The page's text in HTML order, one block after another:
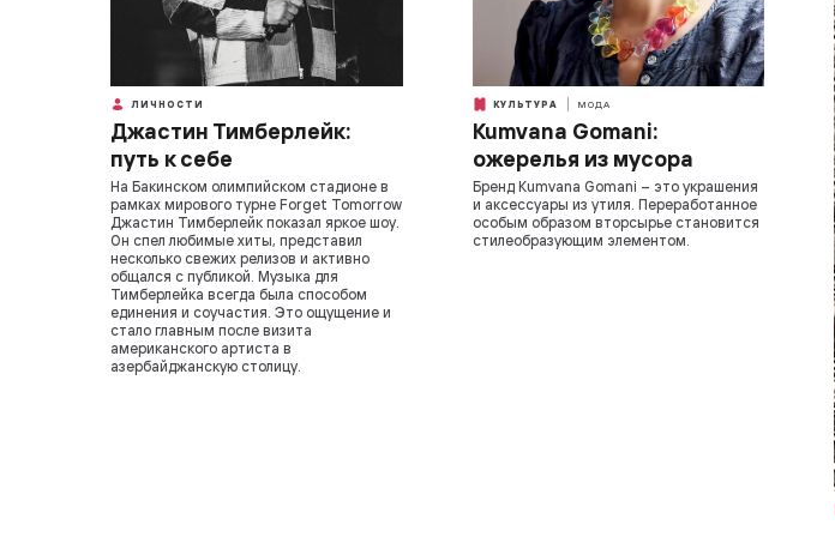
ЛИЧНОСТИ
Джастин Тимберлейк:
путь к себе
На Бакинском олимпийском стадионе в
рамках мирового турне Forget Tomorrow
Джастин Тимберлейк показал яркое шоу.
Он спел любимые хиты, представил
несколько свежих релизов и активно
общался с публикой. Музыка для
Тимберлейка всегда была способом
единения и соучастия. Это ощущение и
стало главным после визита
американского артиста в
азербайджанскую столицу.
КУЛЬТУРА МОДА
Kumvana Gomani:
ожерелья из мусора
Бренд Kumvana Gomani – это украшения
и аксессуары из утиля. Переработанное
особым образом вторсырье становится
стилеобразующим элементом.